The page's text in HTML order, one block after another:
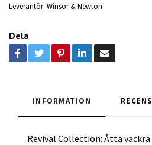
Leverantör: Winsor & Newton
Dela
INFORMATION
Revival Collection: Åtta